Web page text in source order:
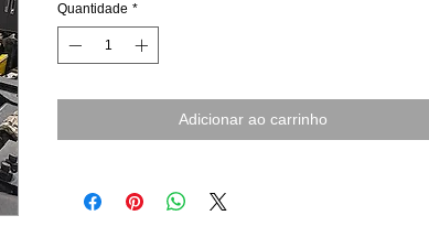
Quantidade *
Adicionar ao carrinho